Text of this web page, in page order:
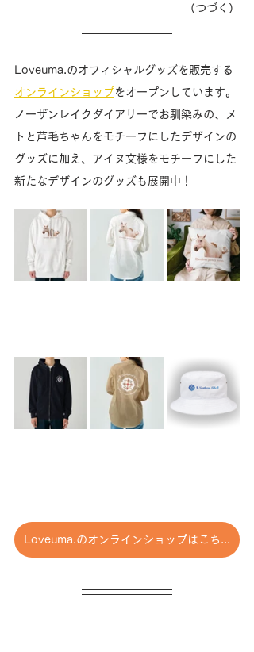
（つづく）
Loveuma.のオフィシャルグッズを販売する
オンラインショップをオープンしています。
ノーザンレイクダイアリーでお馴染みの、メ
トと芦毛ちゃんをモチーフにしたデザインの
グッズに加え、アイヌ文様をモチーフにした
新たなデザインのグッズも展開中！